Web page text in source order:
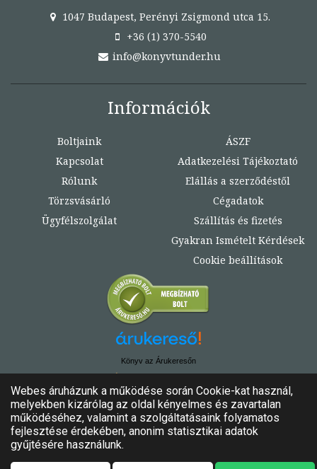
1047 Budapest, Perényi Zsigmond utca 15.
+36 (1) 370-5540
info@konyvtunder.hu
Információk
Boltjaink
Kapcsolat
Rólunk
Törzsvásárló
Ügyfélszolgálat
ÁSZF
Adatkezelési Tájékoztató
Elállás a szerződéstől
Cégadatok
Szállítás és fizetés
Gyakran Ismételt Kérdések
Cookie beállítások
Könyv az Árukeresőn